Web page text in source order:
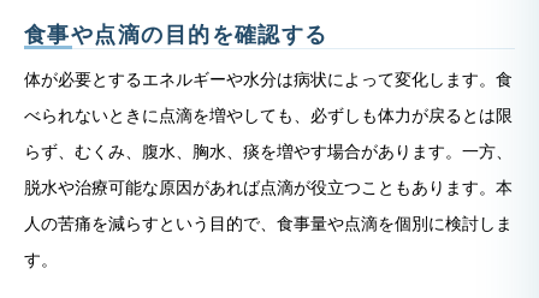
食事や点滴の目的を確認する
体が必要とするエネルギーや水分は病状によって変化します。食
べられないときに点滴を増やしても、必ずしも体力が戻るとは限
らず、むくみ、腹水、胸水、痰を増やす場合があります。一方、
脱水や治療可能な原因があれば点滴が役立つこともあります。本
人の苦痛を減らすという目的で、食事量や点滴を個別に検討しま
す。